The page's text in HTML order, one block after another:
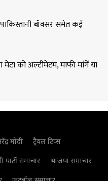
बॉक्सर समेत कई
मेटा को अल्टीमेटम, माफी मांगें या
मोदी
ट्रैवल टिप्स
समाचार
भाजपा समाचार